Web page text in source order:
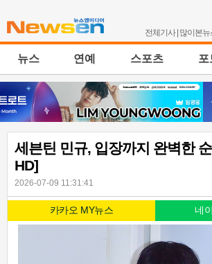
전체기사| 많이본뉴
뉴스 연예 스포츠 포
세븐틴 민규, 입장까지 완벽한
HD]
2026-07-09 11:31:41
카카오 MY뉴스 네